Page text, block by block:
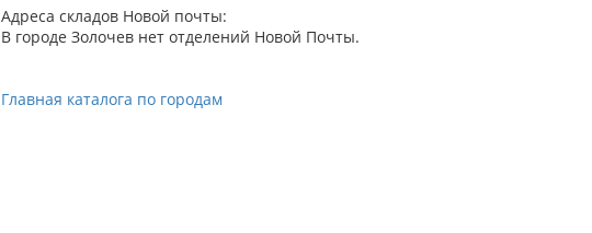
Адреса складов Новой почты:
В городе Золочев нет отделений Новой Почты.
Главная каталога по городам